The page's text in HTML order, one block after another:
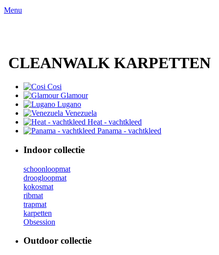
Menu
CLEANWALK KARPETTEN
Cosi
Glamour
Lugano
Venezuela
Heat - vachtkleed
Panama - vachtkleed
Indoor collectie
schoonloopmat
droogloopmat
kokosmat
ribmat
trapmat
karpetten
Obsession
Outdoor collectie